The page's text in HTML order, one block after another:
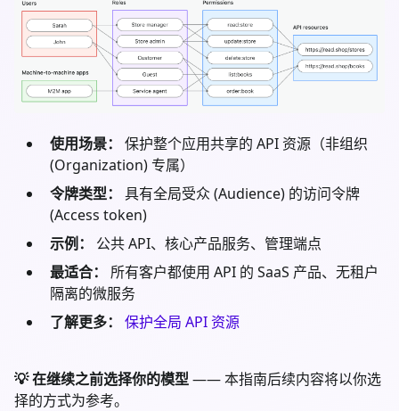
使用场景：
保护整个应用共享的 API 资源（非组织
(Organization) 专属）
令牌类型：
具有全局受众 (Audience) 的访问令牌
(Access token)
示例：
公共 API、核心产品服务、管理端点
最适合：
所有客户都使用 API 的 SaaS 产品、无租户
隔离的微服务
了解更多：
保护全局 API 资源
💡 在继续之前选择你的模型—— 本指南后续内容将以你选
择的方式为参考。